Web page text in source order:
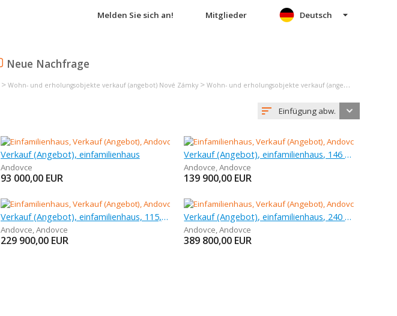
Melden Sie sich an! Mitglieder
Neue Nachfrage
Deutsch
> Wohn- und erholungsobjekte verkauf (angebot) Nové Zámky > Wohn- und erholungsobjekte verkauf (angebot) Andovce
Einfügung abw.
Verkauf (Angebot), einfamilienhaus
Andovce
93 000,00 EUR
Verkauf (Angebot), einfamilienhaus, 146 m
Andovce,Andovce
139 900,00 EUR
Verkauf (Angebot), einfamilienhaus, 115,7 m
Andovce,Andovce
229 900,00 EUR
Verkauf (Angebot), einfamilienhaus, 240 m
Andovce,Andovce
389 800,00 EUR